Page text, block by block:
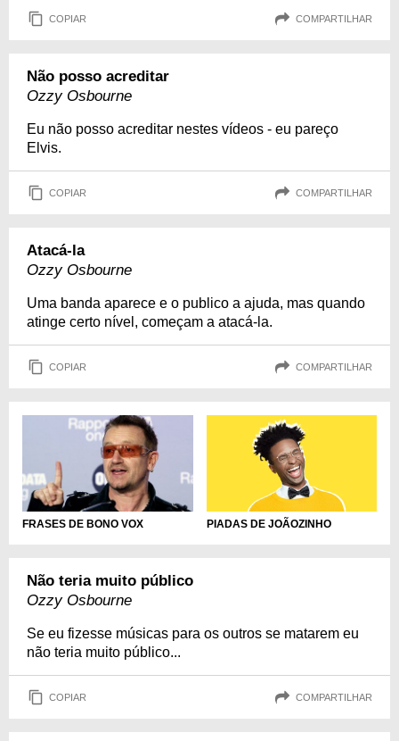
COPIAR COMPARTILHAR
Não posso acreditar
Ozzy Osbourne
Eu não posso acreditar nestes vídeos - eu pareço
Elvis.
COPIAR COMPARTILHAR
Atacá-la
Ozzy Osbourne
Uma banda aparece e o publico a ajuda, mas quando
atinge certo nível, começam a atacá-la.
COPIAR COMPARTILHAR
FRASES DE BONO VOX PIADAS DE JOÃOZINHO
Não teria muito público
Ozzy Osbourne
Se eu fizesse músicas para os outros se matarem eu
não teria muito público...
COPIAR COMPARTILHAR